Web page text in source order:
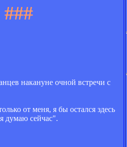
###
накануне очной встречи с
от меня, я бы остался здесь
думаю сейчас".